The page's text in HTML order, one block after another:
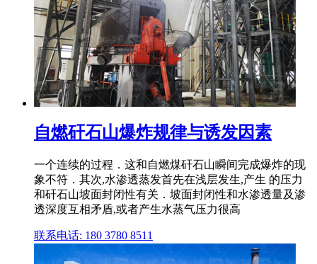
自燃矸石山爆炸规律与诱发因素
一个连续的过程．这和自燃煤矸石山瞬间完成爆炸的现
象不符．其次,水渗透蒸发首先在浅层发生,产生 的压力
和矸石山坡面封闭性有关．坡面封闭性和水渗透量及渗
透深度互相矛盾,或者产生水蒸气压力很高
联系电话: 180 3780 8511